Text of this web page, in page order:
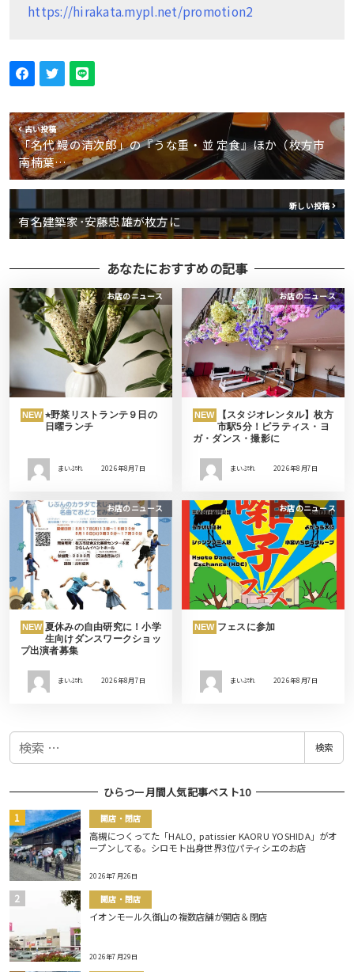
https://hirakata.mypl.net/promotion2
古い投稿
「名代 鰻の清次郎」の『うな重・並 定食』ほか（枚方市
南楠葉…
新しい投稿
有名建築家･安藤忠雄が枚方に
あなたにおすすめの記事
お店のニュース
NEW ⭐︎野菜リストランテ９日の
日曜ランチ
まいぷれ 2026年8月7日
お店のニュース
NEW
【スタジオレンタル】枚方
市駅5分！ピラティス・ヨ
ガ・ダンス・撮影に
まいぷれ 2026年8月7日
お店のニュース
NEW 夏休みの自由研究に！小学
生向けダンスワークショッ
プ出演者募集
まいぷれ 2026年8月7日
お店のニュース
NEW フェスに参加
まいぷれ 2026年8月7日
検
検索
ひらつー月間人気記事ベスト10
開店・閉店
高槻につくってた「HALO, patissier KAORU YOSHIDA」がオ
ープンしてる。シロモト出身世界3位パティシエのお店
2026年7月26日
開店・閉店
イオンモール久御山の複数店舗が開店＆閉店
2026年7月29日